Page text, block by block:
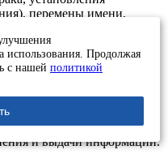
перемены имени,
смерти).
услуг с
и задачи.
граждан
диагностики внутренних
и выдачи информации.
использования. Продолжая
использовать сайт, вы соглашаетесь с нашей политикой